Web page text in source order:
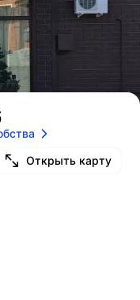
Открыть карту